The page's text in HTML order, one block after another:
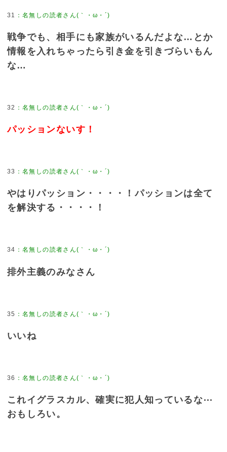
31 ：名無しの読者さん(｀・ω・´)
戦争でも、相手にも家族がいるんだよな…とか
情報を入れちゃったら引き金を引きづらいもん
な…
32 ：名無しの読者さん(｀・ω・´)
パッションないす！
33 ：名無しの読者さん(｀・ω・´)
やはりパッション・・・・！パッションは全て
を解決する・・・・！
34 ：名無しの読者さん(｀・ω・´)
排外主義のみなさん
35 ：名無しの読者さん(｀・ω・´)
いいね
36 ：名無しの読者さん(｀・ω・´)
これイグラスカル、確実に犯人知っているな⋯
おもしろい。